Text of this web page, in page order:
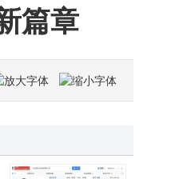
科大讯飞智能学习机：以AI科技赋能，为孩子铺就高效有趣的成才之路
2025年12月我国网民达11.25亿 互联网蓬勃发展成果惠及广泛群体
篇章